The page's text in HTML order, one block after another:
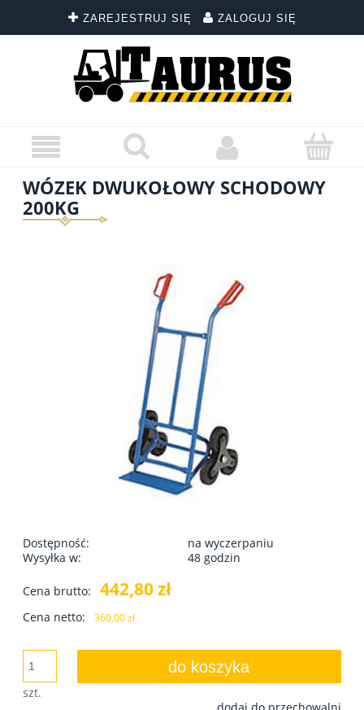
ZAREJESTRUJ SIĘ ZALOGUJ SIĘ
WÓZEK DWUKOŁOWY SCHODOWY
200KG
Dostępność:
na wyczerpaniu
Wysyłka w:
48 godzin
Cena brutto: 442,80 zł
Cena netto: 360,00 zł
szt.
do koszyka